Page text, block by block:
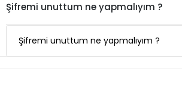
Şifremi unuttum ne yapmalıyım ?
Şifremi unuttum ne yapmalıyım ?